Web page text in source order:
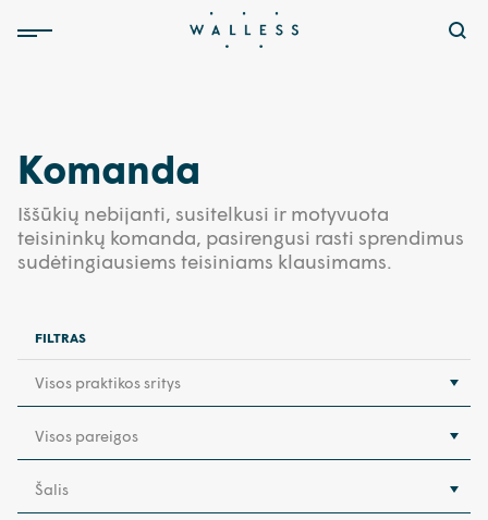
Komanda
Iššūkių nebijanti, susitelkusi ir motyvuota
teisininkų komanda, pasirengusi rasti sprendimus
sudėtingiausiems teisiniams klausimams.
FILTRAS
Visos praktikos sritys
Visos pareigos
Šalis